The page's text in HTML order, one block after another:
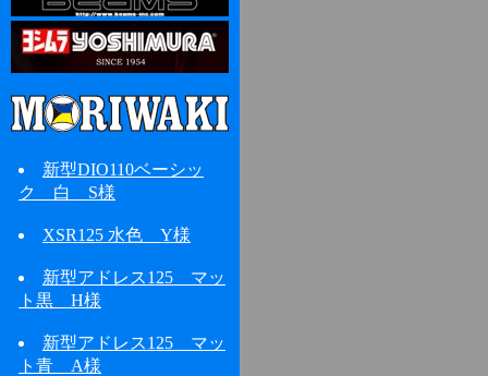
新型DIO110ベーシッ
ク 白 S様
XSR125 水色 Y様
新型アドレス125 マッ
ト黒 H様
新型アドレス125 マッ
ト青 A様